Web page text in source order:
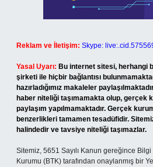
Reklam ve İletişim: Skype:
Yasal Uyarı: Bu internet sitesi, herhangi
şirketi ile hiçbir bağlantısı
hazırladığımız makaleler
haber niteliği taşımamakta olup, gerçek
paylaşım yapılmamaktadır. Gerçek
benzerlikleri tamamen tesadüfidir.
halindedir ve tavsiye niteliği taşımazlar.
Sitemiz, 5651 Sayılı Kanun gereğince
Kurumu (BTK) tarafından onaylanmış bir